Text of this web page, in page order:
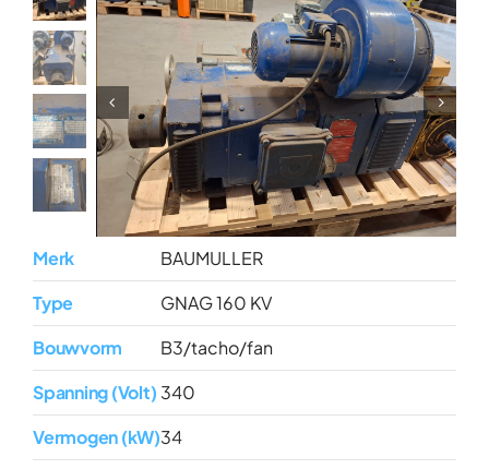
Merk
BAUMULLER
Type
GNAG 160 KV
Bouwvorm
B3/tacho/fan
Spanning (Volt) 340
Vermogen (kW)34